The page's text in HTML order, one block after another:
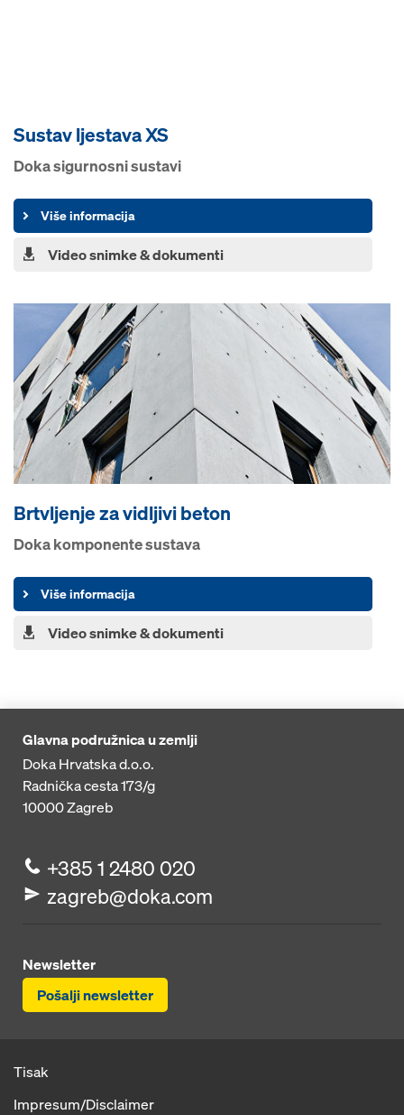
Sustav ljestava XS
Doka sigurnosni sustavi
Više informacija
Video snimke & dokumenti
Brtvljenje za vidljivi beton
Doka komponente sustava
Više informacija
Video snimke & dokumenti
Glavna podružnica u zemlji
Doka Hrvatska d.o.o.
Radnička cesta 173/g
10000Zagreb
+385 1 2480 020
zagreb@doka.com
Newsletter
Pošalji newsletter
Tisak
Impresum/Disclaimer